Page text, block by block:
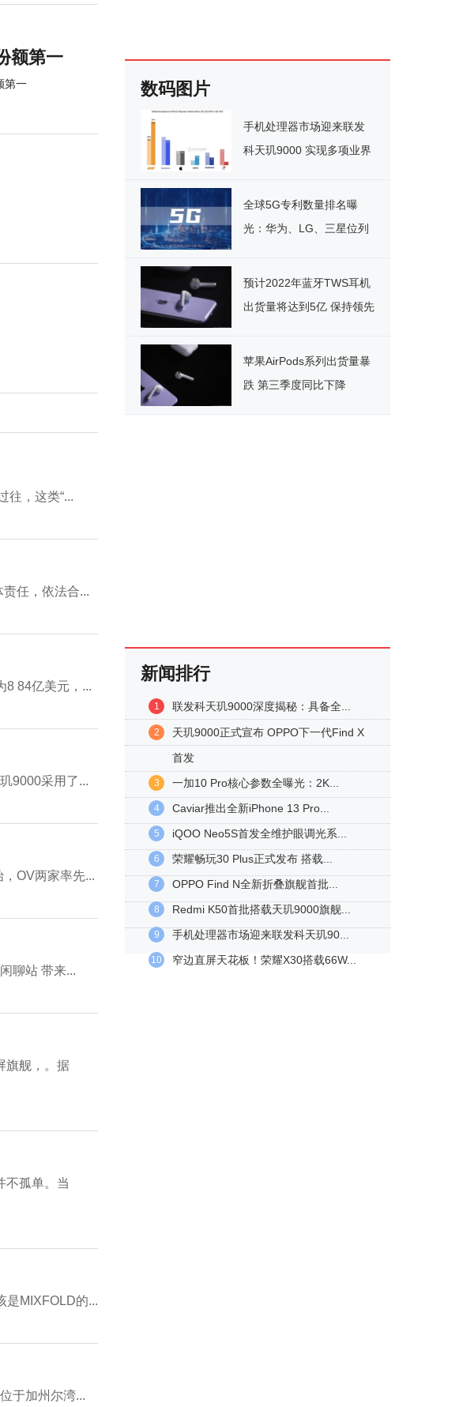
额第一
第一
往，这类“...
任，依法合...
8 84亿美元，...
9000采用了...
OV两家率先...
聊站 带来...
旗舰，。据
不孤单。当
是MIXFOLD的...
于加州尔湾...
数码图片
手机处理器市场迎来联发
科天玑9000 实现多项业界
全球5G专利数量排名曝
光：华为、LG、三星位列
预计2022年蓝牙TWS耳机
出货量将达到5亿 保持领先
苹果AirPods系列出货量暴
跌 第三季度同比下降
新闻排行
1 联发科天玑9000深度揭秘：具备全...
2
天玑9000正式宣布 OPPO下一代Find X
首发
3 一加10 Pro核心参数全曝光：2K...
4 Caviar推出全新iPhone 13 Pro...
5 iQOO Neo5S首发全维护眼调光系...
6 荣耀畅玩30 Plus正式发布 搭载...
7 OPPO Find N全新折叠旗舰首批...
8 Redmi K50首批搭载天玑9000旗舰...
9 手机处理器市场迎来联发科天玑90...
10 窄边直屏天花板！荣耀X30搭载66W...